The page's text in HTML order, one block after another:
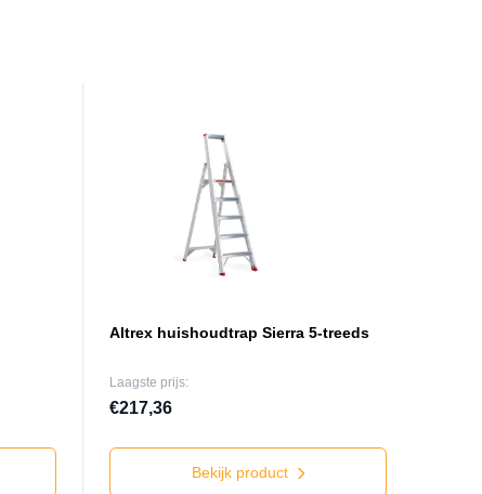
Altrex huishoudtrap Sierra 5-treeds
Laagste prijs:
€217,36
Bekijk product